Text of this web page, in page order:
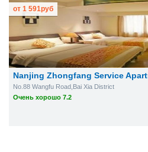
Nanjing Zhongfang Service
No.88 Wangfu Road,Bai Xia District
Очень хорошо 7.2
от 1 591руб